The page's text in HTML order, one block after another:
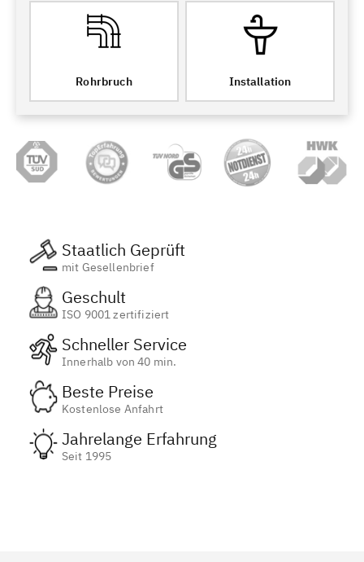
Rohrbruch Installation
Staatlich Geprüft
mit Gesellenbrief
Geschult
ISO 9001 zertifiziert
Schneller Service
Innerhalb von 40 min.
Beste Preise
Kostenlose Anfahrt
Jahrelange Erfahrung
Seit 1995